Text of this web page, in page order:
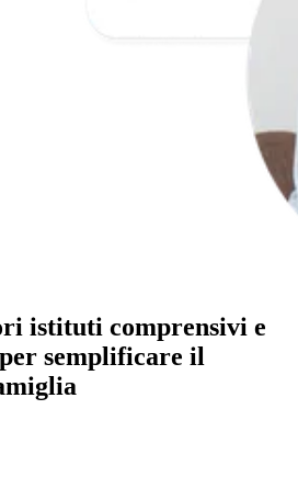
istituti comprensivi e
semplificare il